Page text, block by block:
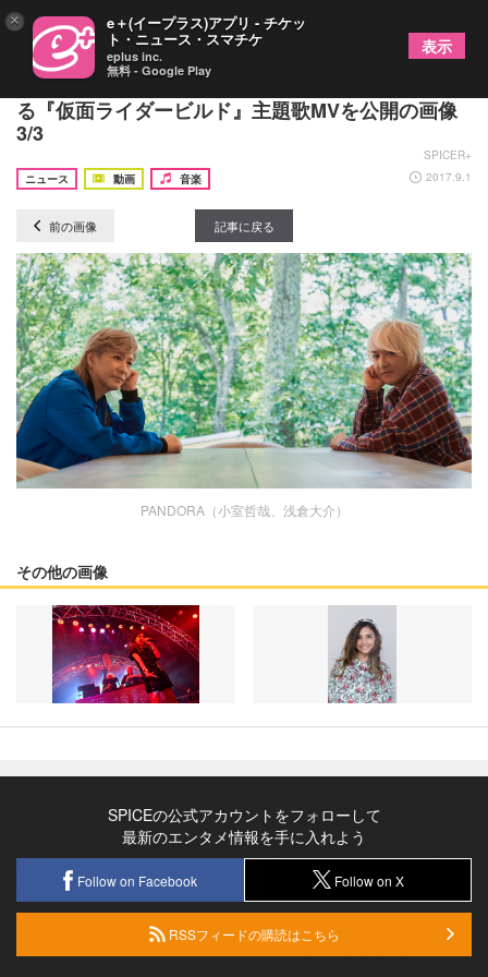
小室哲哉と浅倉大介の新ユニット・PANDORAによ
る『仮面ライダービルド』主題歌MVを公開の画像
3/3
SPICER+
ニュース
動画 音楽 2017.9.1
前の画像 記事に戻る
PANDORA（小室哲哉、浅倉大介）
その他の画像
SPICEの公式アカウントをフォローして
最新のエンタメ情報を手に入れよう
Follow on Facebook Follow on X
RSSフィードの購読はこちら
× e＋(イープラス)アプリ - チケッ
ト・ニュース・スマチケ
eplus inc.
無料 - Google Play
表示